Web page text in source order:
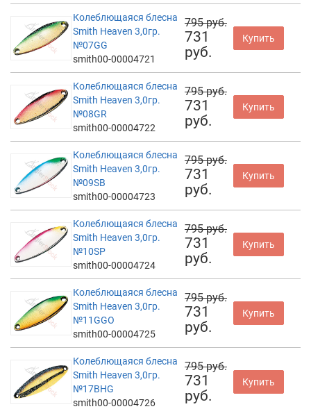
Колеблющаяся блесна
Smith Heaven 3,0гр.
№07GG
smith00-00004721
795 руб.
731
руб.
Купить
Колеблющаяся блесна
Smith Heaven 3,0гр.
№08GR
smith00-00004722
795 руб.
731
руб.
Купить
Колеблющаяся блесна
Smith Heaven 3,0гр.
№09SB
smith00-00004723
795 руб.
731
руб.
Купить
Колеблющаяся блесна
Smith Heaven 3,0гр.
№10SP
smith00-00004724
795 руб.
731
руб.
Купить
Колеблющаяся блесна
Smith Heaven 3,0гр.
№11GGO
smith00-00004725
795 руб.
731
руб.
Купить
Колеблющаяся блесна
Smith Heaven 3,0гр.
№17BHG
smith00-00004726
795 руб.
731
руб.
Купить